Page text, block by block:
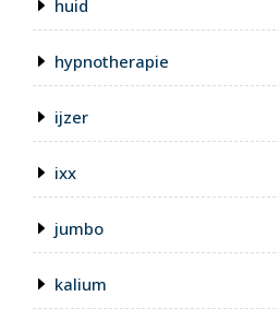
huid
hypnotherapie
ijzer
ixx
jumbo
kalium